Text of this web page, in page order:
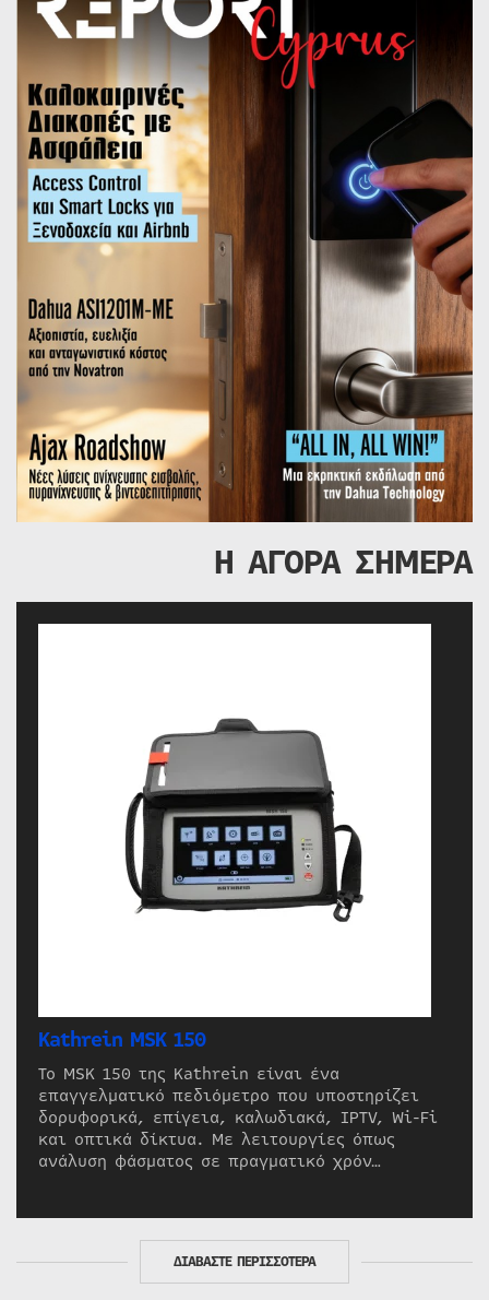
Η ΑΓΟΡΑ ΣΗΜΕΡΑ
Kathrein MSK 150
Το MSK 150 της Kathrein είναι ένα
επαγγελματικό πεδιόμετρο που υποστηρίζει
δορυφορικά, επίγεια, καλωδιακά, IPTV, Wi-Fi
και οπτικά δίκτυα. Με λειτουργίες όπως
ανάλυση φάσματος σε πραγματικό χρόν…
ΔΙΑΒΑΣΤΕ ΠΕΡΙΣΣΟΤΕΡΑ